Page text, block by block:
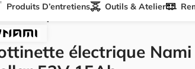
Produits D’entretiens Outils & Atelier
électrique Nami